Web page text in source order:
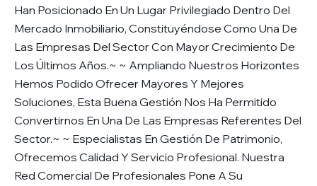
Han Posicionado En Un Lugar Privilegiado Dentro Del
Mercado Inmobiliario, Constituyéndose Como Una De
Las Empresas Del Sector Con Mayor Crecimiento De
Los Últimos Años.~ ~ Ampliando Nuestros Horizontes
Hemos Podido Ofrecer Mayores Y Mejores
Soluciones, Esta Buena Gestión Nos Ha Permitido
Convertirnos En Una De Las Empresas Referentes Del
Sector.~ ~ Especialistas En Gestión De Patrimonio,
Ofrecemos Calidad Y Servicio Profesional. Nuestra
Red Comercial De Profesionales Pone A Su